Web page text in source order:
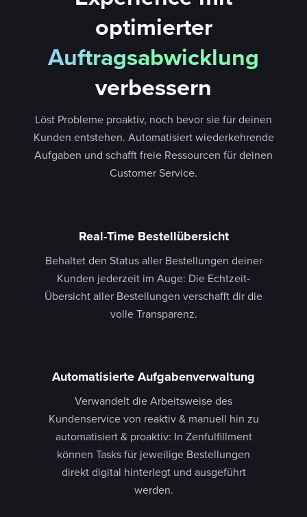
optimierter
Auftragsabwicklung
verbessern
Löst Probleme proaktiv, noch bevor sie für deinen
Kunden entstehen. Automatisiert wiederkehrende
Aufgaben und schafft freie Ressourcen für deinen
Customer Service.
Real-Time Bestellübersicht
Behaltet den Status aller Bestellungen deiner
Kunden jederzeit im Auge: Die Echtzeit-
Übersicht aller Bestellungen verschafft dir die
volle Transparenz.
Automatisierte Aufgabenverwaltung
Verwandelt die Arbeitsweise des
Kundenservice von reaktiv & manuell hin zu
automatisiert & proaktiv: In Zenfulfillment
können Tasks für jeweilige Bestellungen
direkt digital hinterlegt und ausgeführt
werden.